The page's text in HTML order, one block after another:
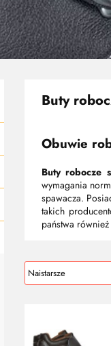
Buty
Obuwie
Buty robocze
wymagania
spawacza.
takich
państwa